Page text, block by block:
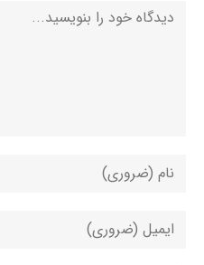
دیدگاه
برای
ارسال
نام
برای